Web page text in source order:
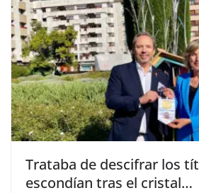
Trataba de descifrar los
escondían tras el cristal…